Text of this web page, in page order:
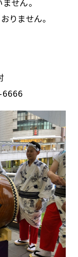
せん。
りません。
6666